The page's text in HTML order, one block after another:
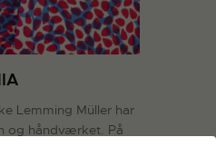
Lemming Müller har
og håndværket. På